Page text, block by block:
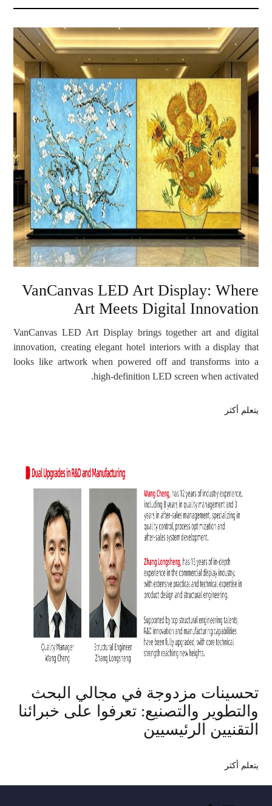
VanCanvas LED Art Display: Where
Art Meets Digital Innovation
VanCanvas LED Art Display brings together art and digital
innovation, creating elegant hotel interiors with a display that
looks like artwork when powered off and transforms into a
high-definition LED screen when activated.
يتعلم أكثر
تحسينات مزدوجة في مجالي البحث
والتطوير والتصنيع: تعرفوا على خبرائنا
التقنيين الرئيسيين
يتعلم أكثر